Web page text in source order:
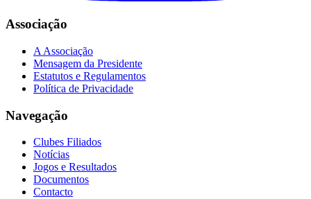
Associação
A Associação
Mensagem da Presidente
Estatutos e Regulamentos
Política de Privacidade
Navegação
Clubes Filiados
Notícias
Jogos e Resultados
Documentos
Contacto